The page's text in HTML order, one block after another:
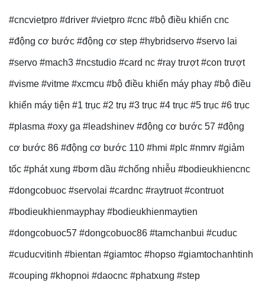
#cncvietpro #driver #vietpro #cnc #bộ điều khiển cnc
#động cơ bước #động cơ step #hybridservo #servo lai
#servo #mach3 #ncstudio #card nc #ray trượt #con trượt
#visme #vitme #xcmcu #bộ điều khiển máy phay #bộ điều
khiển máy tiện #1 trục #2 trụ #3 trục #4 trục #5 trục #6 trục
#plasma #oxy ga #leadshinev #động cơ bước 57 #động
cơ bước 86 #động cơ bước 110 #hmi #plc #nmrv #giảm
tốc #phát xung #bơm dầu #chống nhiễu #bodieukhiencnc
#dongcobuoc #servolai #cardnc #raytruot #contruot
#bodieukhienmayphay #bodieukhienmaytien
#dongcobuoc57 #dongcobuoc86 #tamchanbui #cuduc
#cuducvitinh #bientan #giamtoc #hopso #giamtochanhtinh
#couping #khopnoi #daocnc #phatxung #step